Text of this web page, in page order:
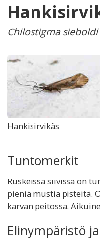
Chilostigma sieboldi
Hankisirvikäs
Tuntomerkit
Ruskeissa siivissä on
pieniä mustia pisteitä.
karvan peitossa.
Elinympäristö